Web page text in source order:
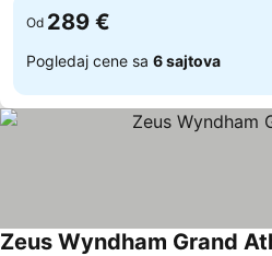
Od 289 €
Pogledaj cene sa 6 sajtova
Zeus Wyndham Grand